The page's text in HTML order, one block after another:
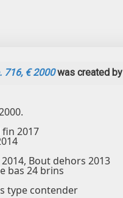
716, € 2000was created by
2017
Bout dehors 2013
bas 24 brins
type contender